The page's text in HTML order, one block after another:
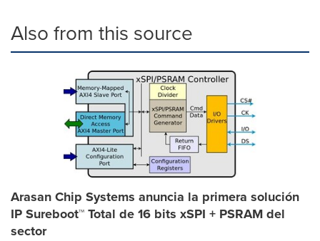
Also from this source
Arasan Chip Systems anuncia la primera solución
IP Sureboot™ Total de 16 bits xSPI + PSRAM del
sector